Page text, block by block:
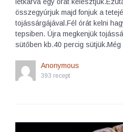
összegyúrjuk majd fonjuk a
tojássárgájával.Fél órát kelni
tepsiben. Újra megkenjük
sütőben kb.40 percig
Anonymous
393 recept